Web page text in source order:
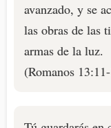
avanzado, y se
las obras de las
armas de la luz.
(Romanos